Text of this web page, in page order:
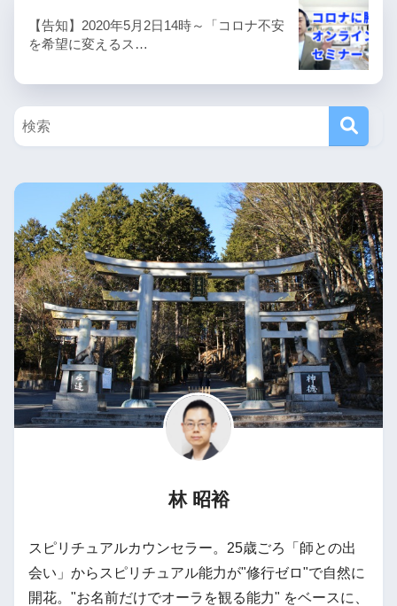
【告知】2020年5月2日14時～「コロナ不安
を希望に変えるス…
林 昭裕
スピリチュアルカウンセラー。25歳ごろ「師との出
会い」からスピリチュアル能力が"修行ゼロ"で自然に
開花。"お名前だけでオーラを観る能力" をベースに、